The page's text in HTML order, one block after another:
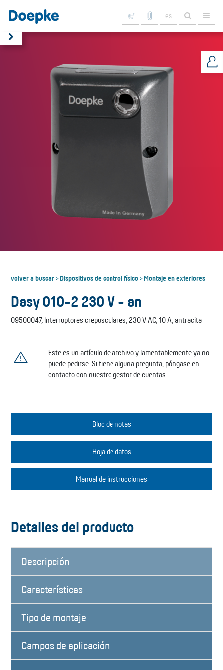
es
volver a buscar>Dispositivos de control físico>Montaje en exteriores
Dasy 010-2 230 V - an
09500047, Interruptores crepusculares, 230 V AC, 10 A, antracita
Este es un artículo de archivo y lamentablemente ya no
puede pedirse. Si tiene alguna pregunta, póngase en
contacto con nuestro gestor de cuentas.
Bloc de notas
Hoja de datos
Manual de instrucciones
Detalles del producto
Descripción
Características
Tipo de montaje
Campos de aplicación